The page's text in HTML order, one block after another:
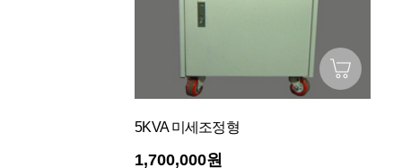
5KVA 미세조정형
1,700,000원